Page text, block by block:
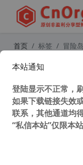
首页 标签 冒险
本站通知
登陆显示不正常，
如果下载链接失效
联系，其他通道均
“私信本站”仅限本